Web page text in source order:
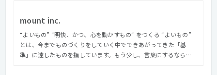
mount inc.
“よいもの” “明快、かつ、心を動かすもの“ をつくる “よいもの”
とは、今までものづくりをしていく中でできあがってきた「基
準」に達したものを指しています。もう少し、言葉にするなら